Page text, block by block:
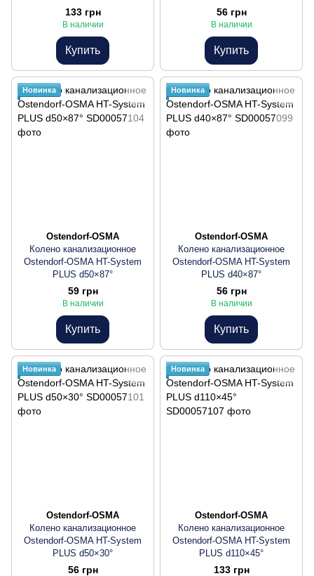
133 грн
В наличии
Купить
56 грн
В наличии
Купить
Новинка
Ostendorf-OSMA
Колено канализационное
Ostendorf-OSMA HT-System
PLUS d50×87°
59 грн
В наличии
Купить
Новинка
Ostendorf-OSMA
Колено канализационное
Ostendorf-OSMA HT-System
PLUS d40×87°
56 грн
В наличии
Купить
Новинка
Ostendorf-OSMA
Колено канализационное
Ostendorf-OSMA HT-System
PLUS d50×30°
56 грн
Новинка
Ostendorf-OSMA
Колено канализационное
Ostendorf-OSMA HT-System
PLUS d110×45°
133 грн